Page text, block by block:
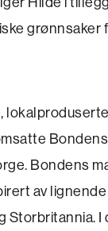
grønnsaker
Bondens
av
Storbritannia. I